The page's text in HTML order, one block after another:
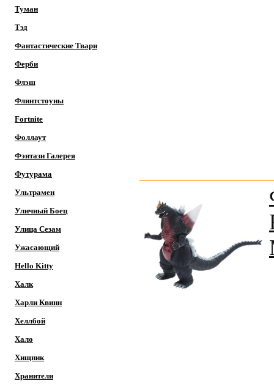
Туман
Тэд
Фантастические Твари
Ферби
Флэш
Флинтстоуны
Fortnite
Фоллаут
Фэнтази Галерея
Футурама
Ультрамен
Уличный Боец
Улица Сезам
Ужасающий
Hello Kitty
Халк
Харли Квинн
Хеллбой
Хало
Хищник
Хранители